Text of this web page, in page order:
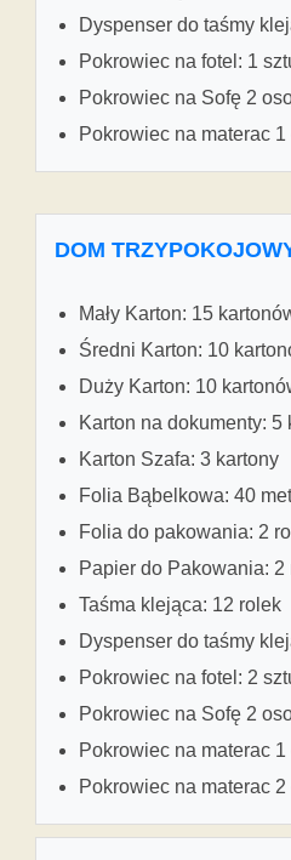
Dyspenser do taśmy
Pokrowiec na fotel: 1
Pokrowiec na Sofę 2
Pokrowiec na materac
DOM
Mały Karton: 15
Średni Karton: 10
Duży Karton: 10
Karton na dokumenty: 5
Karton Szafa: 3 kartony
Folia Bąbelkowa: 40
Folia do pakowania: 2
Papier do Pakowania: 2
Taśma klejąca: 12 rolek
Dyspenser do taśmy
Pokrowiec na fotel: 2
Pokrowiec na Sofę 2
Pokrowiec na materac
Pokrowiec na materac